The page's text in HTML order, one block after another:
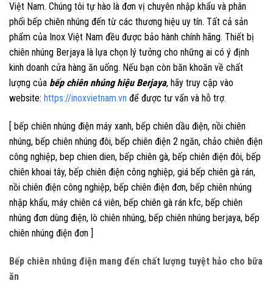
Việt Nam. Chúng tôi tự hào là đơn vị chuyên nhập khẩu và phân
phối bếp chiên nhúng đến từ các thương hiệu uy tín. Tất cả sản
phẩm của Inox Việt Nam đều được bảo hành chính hãng. Thiết bị
chiên nhúng Berjaya là lựa chọn lý tưởng cho những ai có ý định
kinh doanh cửa hàng ăn uống. Nếu bạn còn băn khoăn về chất
lượng của bếp chiên nhúng hiệu Berjaya, hãy truy cập vào
website: https://inoxvietnam.vn để được tư vấn và hỗ trợ.
[ bếp chiên nhúng điện máy xanh, bếp chiên dầu điện, nồi chiên
nhúng, bếp chiên nhúng đôi, bếp chiên điện 2 ngăn, chảo chiên điện
công nghiệp, bep chien dien, bếp chiên gà, bếp chiên điện đôi, bếp
chiên khoai tây, bếp chiên điện công nghiệp, giá bếp chiên gà rán,
nồi chiên điện công nghiệp, bếp chiên điện đơn, bếp chiên nhúng
nhập khẩu, máy chiên cá viên, bếp chiên gà rán kfc, bếp chiên
nhúng đơn dùng điện, lò chiên nhúng, bếp chiên nhúng berjaya, bếp
chiên nhúng điện đơn ]
Bếp chiên nhúng điện mang đến chất lượng tuyệt hảo cho bữa
ăn